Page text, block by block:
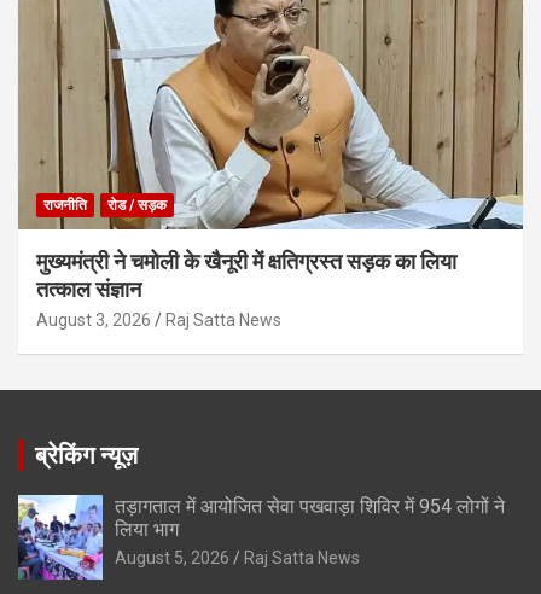
राजनीति रोड / सड़क
मुख्यमंत्री ने चमोली के खैनूरी में क्षतिग्रस्त सड़क का लिया
तत्काल संज्ञान
August 3, 2026 Raj Satta News
ब्रेकिंग न्यूज़
तड़ागताल में आयोजित सेवा पखवाड़ा शिविर में 954 लोगों ने
लिया भाग
August 5, 2026 Raj Satta News